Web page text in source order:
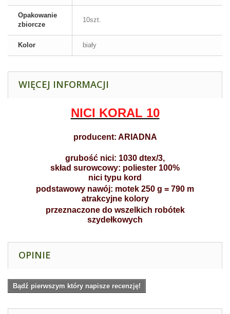
Opakowanie
zbiorcze
10szt.
Kolor biały
WIĘCEJ INFORMACJI
NICI KORAL 10
producent: ARIADNA
grubość nici: 1030 dtex/3,
skład surowcowy: poliester 100%
nici typu kord
podstawowy nawój: motek 250 g = 790 m
atrakcyjne kolory
przeznaczone do wszelkich robótek
szydełkowych
OPINIE
Bądź pierwszym który napisze recenzję!